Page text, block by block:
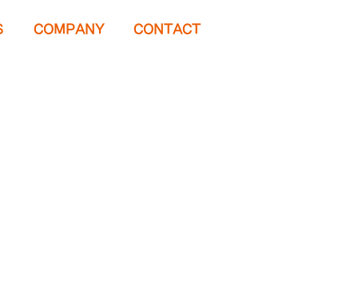
COMPANY CONTACT